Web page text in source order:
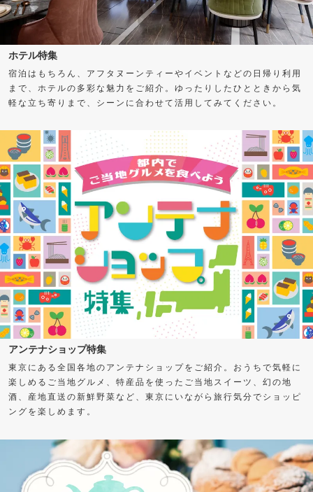
ホテル特集
宿泊はもちろん、アフタヌーンティーやイベントなどの日帰り利用
まで、ホテルの多彩な魅力をご紹介。ゆったりしたひとときから気
軽な立ち寄りまで、シーンに合わせて活用してみてください。
アンテナショップ特集
東京にある全国各地のアンテナショップをご紹介。おうちで気軽に
楽しめるご当地グルメ、特産品を使ったご当地スイーツ、幻の地
酒、産地直送の新鮮野菜など、東京にいながら旅行気分でショッピ
ングを楽しめます。